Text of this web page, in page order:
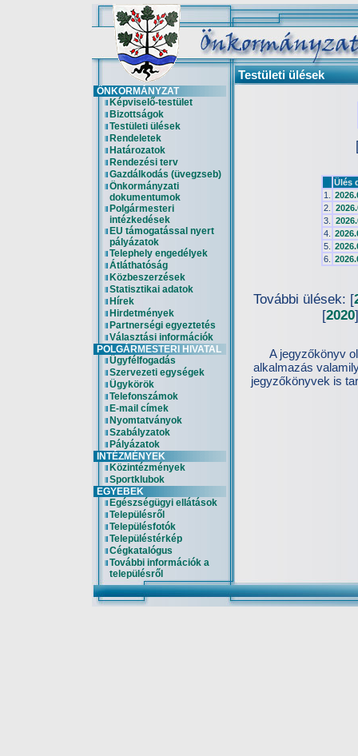
Testületi ülések
ÖNKORMÁNYZAT
Képviselő-testület
Bizottságok
Testületi ülések
Rendeletek
Határozatok
Rendezési terv
Gazdálkodás (üvegzseb)
Önkormányzati
dokumentumok
Polgármesteri
intézkedések
EU támogatással nyert
pályázatok
Telephely engedélyek
Átláthatóság
Közbeszerzések
Statisztikai adatok
Hírek
Hirdetmények
Partnerségi egyeztetés
Választási információk
POLGÁRMESTERI HIVATAL
Ügyfélfogadás
Szervezeti egységek
Ügykörök
Telefonszámok
E-mail címek
Nyomtatványok
Szabályzatok
Pályázatok
INTÉZMÉNYEK
Közintézmények
Sportklubok
EGYEBEK
Egészségügyi ellátások
Településről
Településfotók
Településtérkép
Cégkatalógus
További információk a
településről
Ülés
1.
2.
3.
4.
5.
6.
További ülések: [
[2020
A jegyzőkönyv
alkalmazás
jegyzőkönyvek is